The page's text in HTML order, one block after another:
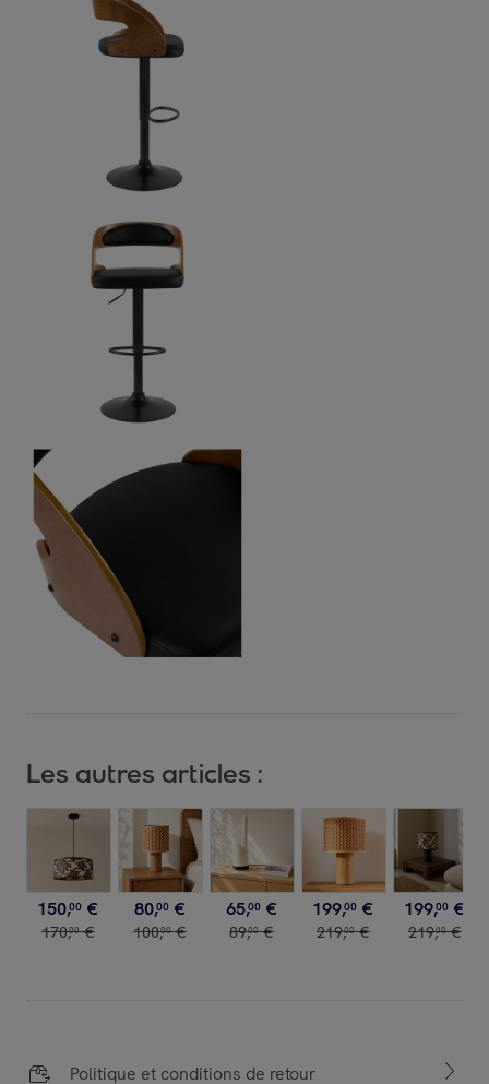
Les autres articles :
150,00 €
170,00 €
80,00 €
100,00 €
65,00 €
89,00 €
199,00 €
219,00 €
199,00 €
219,00 €
Politique et conditions de retour